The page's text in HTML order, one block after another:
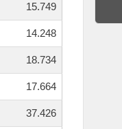
15.749
14.248
18.734
17.664
37.426